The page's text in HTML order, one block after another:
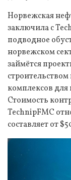
Норвежская
заключила с
подводное
норвежском
займётся
комплексов
Стоимость
TechnipFMC
составляет от